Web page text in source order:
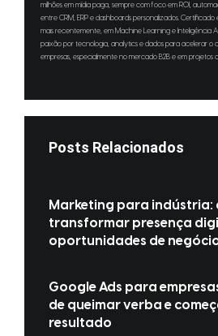
milhões em mídia paga, sempre com foco em ROI,
entre CRM, ERP e dashboards personalizados.
mais recentemente, em Machine Learning e Inteligência
paixão por tecnologia, analytics e dados para acelerar o
empresas, especialmente no mercado B2B e em projetos
Posts Relacionados
Marketing para indústria:
transformar presença
oportunidades de
Google Ads para
de queimar verba e
resultado